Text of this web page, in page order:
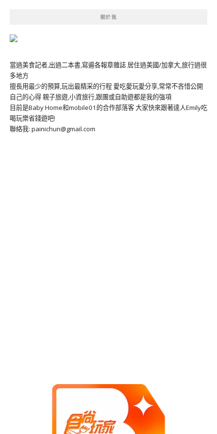
關於我
當過美食記者,出過二本書,寫遍各報章雜誌 居住過美國/加拿大,旅行過很
多地方
擅長用最少的預算,玩出最精采的行程 愛吃愛玩愛分享,常常不吝惜公開
自己的心得 親子旅遊,小資旅行,跟團或自助遊都是我的強項
目前是Baby Home和mobile01的合作部落客 大家快來跟著達人Emily吃
喝玩樂省錢遊吧!
聯絡我: painichun@gmail.com